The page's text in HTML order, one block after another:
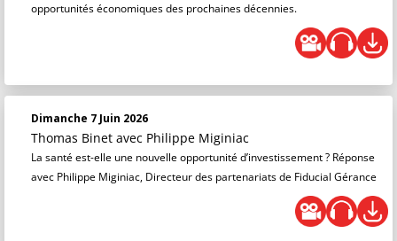
opportunités économiques des prochaines décennies.
Dimanche 7 Juin 2026
Thomas Binet avec Philippe Miginiac
La santé est-elle une nouvelle opportunité d’investissement ? Réponse
avec Philippe Miginiac, Directeur des partenariats de Fiducial Gérance